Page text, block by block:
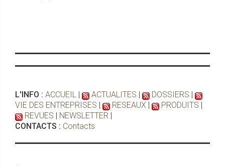
L'INFO : ACCUEIL | ACTUALITES | DOSSIERS |
VIE DES ENTREPRISES | RESEAUX | PRODUITS |
REVUES | NEWSLETTER |
CONTACTS : Contacts